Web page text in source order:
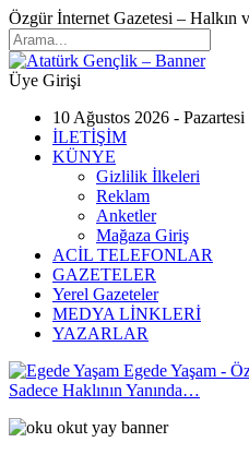
Özgür İnternet Gazetesi – Halkın
Üye Girişi
10 Ağustos 2026 -
İLETİŞİM
KÜNYE
Gizlilik İlkeleri
Reklam
Anketler
Mağaza Giriş
ACİL TELEFONLAR
GAZETELER
Yerel Gazeteler
MEDYA LİNKLERİ
YAZARLAR
Egede Yaşam -
Sadece Haklının Yanında…